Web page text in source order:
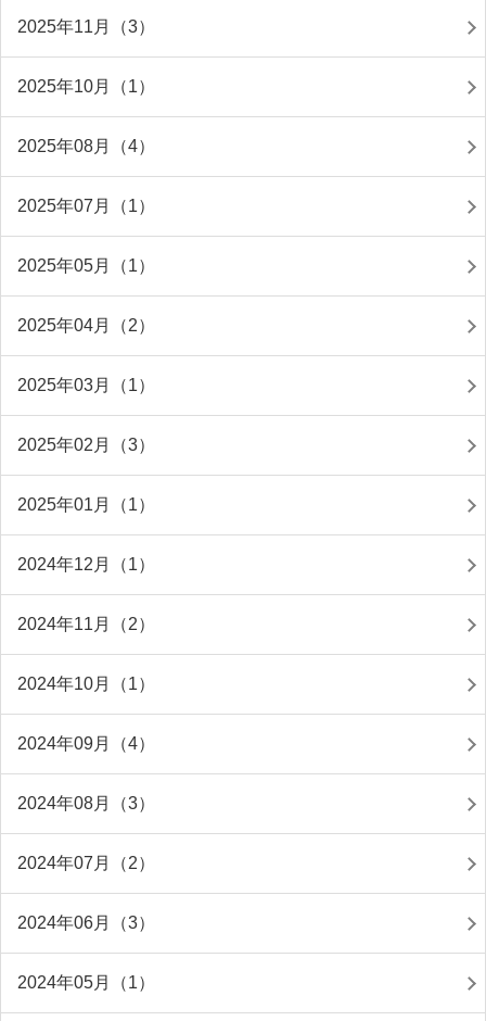
2025年11月（3）
2025年10月（1）
2025年08月（4）
2025年07月（1）
2025年05月（1）
2025年04月（2）
2025年03月（1）
2025年02月（3）
2025年01月（1）
2024年12月（1）
2024年11月（2）
2024年10月（1）
2024年09月（4）
2024年08月（3）
2024年07月（2）
2024年06月（3）
2024年05月（1）